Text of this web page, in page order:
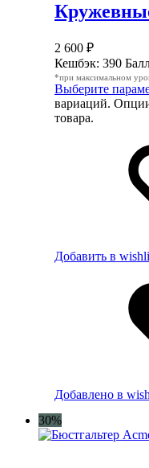
2 600 ₽
Кешбэк: 390
*при максимальном
Выберите
вариаций.
товара.
Добавить в
Добавлено в
30%